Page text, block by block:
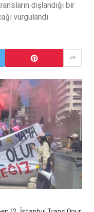
dışlandığı bir
vurgulandı.